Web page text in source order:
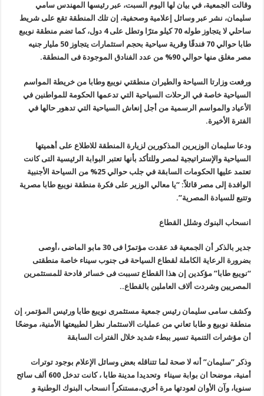
وقالت الجمعية، في بيان لها اليوم السبت، عبر رئيسها المهندس سامي
سليمان، نشر عبر وسائل إعلامية وصحفية، إن تلك المنطقة تقع على شريط
ساحلي لا يتجاوز طوله 70 كيلو مترًا وتطل على 4 دول، كما تضم منطقة نويبع
طابا حوالي 70 فندقًا وقرية سياحية بحجم استثمارات يتجاوز 50 مليار جنيه
مصر مغلق منها حوالي 90% من عدد الفنادق الموجودة فى المنطقة.
ورفعت وزارتا السياحة والطيران منطقتي نويبع وطابا من خريطة المواسم
السياحية خاصة في الرحلات السياحية التي تدعمها الحكومة للمواطنين في
الأعياد والمواسم الرسمية من أجل إنعاش السياحية التي تدهور حالها في
الفترة الأخيرة.
ودعا سليمان الوزيرين المذكورين لزيارة المنطقة للاطلاع على أهميتها
السياحية والإستراتيجية لمصر وللتأكد بأنها تعتبر البوابة الرئيسية التى كانت
تعتمد عليها الحكومات السابقة في جلب حوالي 25% من السياحة الأجنبية
الوافدة إلى مصر قائلاً: “يا معالي الوزير على فكرة منطقة نويبع طابا مصرية
وتتبع للسيادة المصرية”.
انسحاب البنوك وشلل القطاع
جدير بالذكر أن الجمعية قد عقدت مؤتمرًا فى 30 مابو الماضى ،أوصى
بضرورة الرعاية الكاملة لقطاع السياحة فى جنوب سيناء خاصة منطقتى
“نويبع طابا” مؤكدين إن هذا القطاع تسببت فى خسائر فادحة للمستثمرين
المصريين وشردت ألاف العاملين بالقطاع..
وكشف سامى سليمان رئيس جمعية مستثمرى نويبع طابا ورئيس المؤتمر، إن
منطقة نوبيع و طابا تعاني من عمليات الاستثمار نظرا لطبيعتها الأمنية، موضحًا
أن مؤشرات التنمية تسير ببطء شديد خلال الفترات السابقة
وذكر ”سليمان” أنه لا صحة لما تتناقله بعض وسائل الإعلام بوجود توترات
أمنية، موضحا ان بوابة سيناء وتحديدا مدينة طابا ، كانت تدخل 600 ألف سائح
سنويا، وآن الأوان لعودتها مرة أخري،مستنكراً انسحاب البنوك الوطنية و